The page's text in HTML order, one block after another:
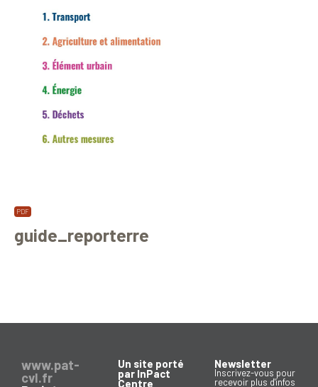
guide_reporterre
www.pat-
cvl.fr
Un site porté
par InPact
Centre
Newsletter
Inscrivez-vous pour
recevoir plus d'infos